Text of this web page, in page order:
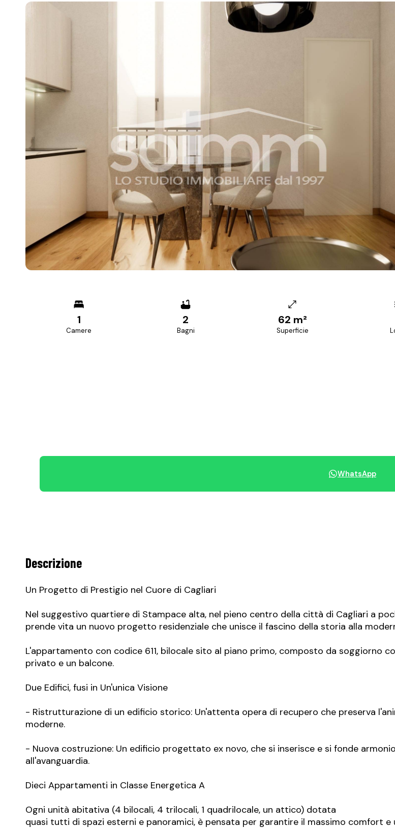
1
Camere
2
Bagni
62 m²
Superficie
WhatsApp
Descrizione
Un Progetto di Prestigio nel Cuore di Cagliari
Nel suggestivo quartiere di Stampace alta, nel pieno centro della città di Cagliari a
prende vita un nuovo progetto residenziale che unisce il fascino della storia alla
L'appartamento con codice 611, bilocale sito al piano primo, composto da soggiorno
privato e un balcone.
Due Edifici, fusi in Un'unica Visione
- Ristrutturazione di un edificio storico: Un'attenta opera di recupero che preserva
moderne.
- Nuova costruzione: Un edificio progettato ex novo, che si inserisce e si fonde
all'avanguardia.
Dieci Appartamenti in Classe Energetica A
Ogni unità abitativa (4 bilocali, 4 trilocali, 1 quadrilocale, un attico) dotata
quasi tutti di spazi esterni e panoramici, è pensata per garantire il massimo comfort e